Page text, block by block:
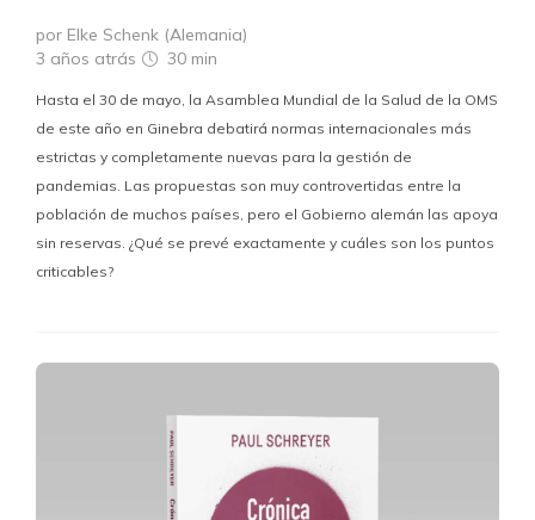
por Elke Schenk (Alemania)
3 años atrás
30 min
Hasta el 30 de mayo, la Asamblea Mundial de la Salud de la OMS
de este año en Ginebra debatirá normas internacionales más
estrictas y completamente nuevas para la gestión de
pandemias. Las propuestas son muy controvertidas entre la
población de muchos países, pero el Gobierno alemán las apoya
sin reservas. ¿Qué se prevé exactamente y cuáles son los puntos
criticables?